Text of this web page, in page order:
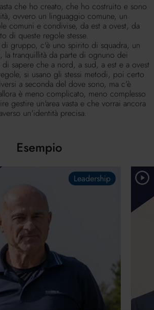
che ho creato, che ho costruito e sono
ovvero un linguaggio comune, un
comuni e condivise, da est a ovest, da
di queste regole stesse.
gruppo, c'è uno spirito di squadra, un
la tranquillità da parte di ognuno dei
sapere che a nord, a sud, a est e a ovest
si usano gli stessi metodi, poi certo
a seconda del dove sono, ma c'è
è meno complicato, meno complesso
gestire un'area vasta e che vorrai ancora
un'identità precisa.
Esempio
Leadership